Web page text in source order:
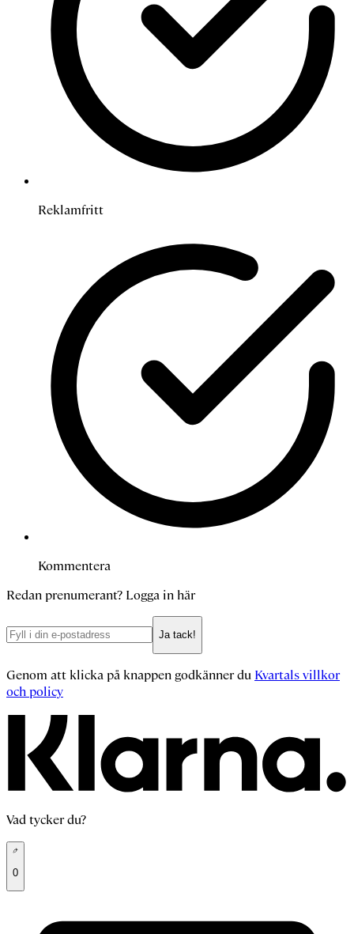
Reklamfritt
Kommentera
Redan prenumerant? Logga in här
Ja tack!
Genom att klicka på knappen godkänner du Kvartals villkor
och policy
Vad tycker du?
0